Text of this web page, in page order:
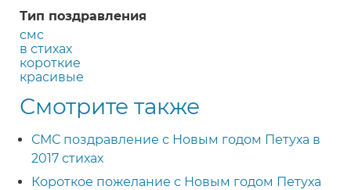
Тип поздравления
смс
в стихах
короткие
красивые
Смотрите также
СМС поздравление с Новым годом Петуха в
2017 стихах
Короткое пожелание с Новым годом Петуха